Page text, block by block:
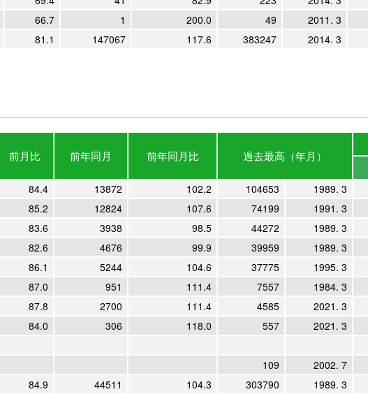
66.7 1 200.0 49 2011. 3
81.1 147067 117.6 383247 2014. 3
前月比 前年同月 前年同月比 過去最高 （年月）
84.4 13872 102.2 104653 1989. 3
85.2 12824 107.6 74199 1991. 3
83.6 3938 98.5 44272 1989. 3
82.6 4676 99.9 39959 1989. 3
86.1 5244 104.6 37775 1995. 3
87.0 951 111.4 7557 1984. 3
87.8 2700 111.4 4585 2021. 3
84.0 306 118.0 557 2021. 3
109 2002. 7
84.9 44511 104.3 303790 1989. 3